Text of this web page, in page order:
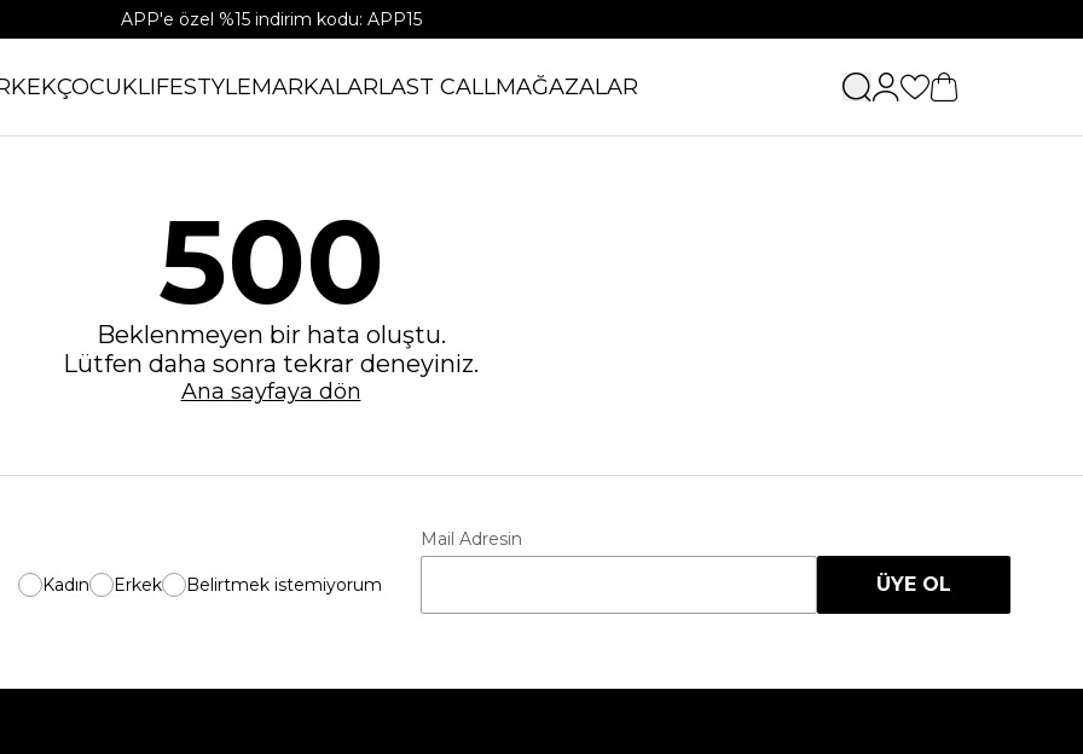
APP'e özel %15 indirim kodu: APP15
ÇOCUKLIFESTYLEMARKALARLAST CALLMAĞAZALAR
500
Beklenmeyen bir hata oluştu.
Lütfen daha sonra tekrar deneyiniz.
Ana sayfaya dön
Kadın Erkek Belirtmek istemiyorum
Mail Adresin
ÜYE OL